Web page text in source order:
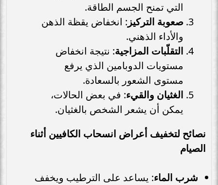
التي تمنح الجسم الطاقة.
صعوبة التركيز: انخفاض يقظة الذهن
والأداء الذهني.
التقلّبات المزاجية: نتيجة انخفاض
مستويات الدوبامين الذي يرفع
مستوى الشعور بالسعادة.
الغثيان والقيء: في بعض الحالات،
يمكن أن يشعر الشخص بالغثيان.
نصائح لتخفيف أعراض انسحاب الكافيين أثناء
الصيام
شرب الماء: يساعد على الترطيب ويخفف